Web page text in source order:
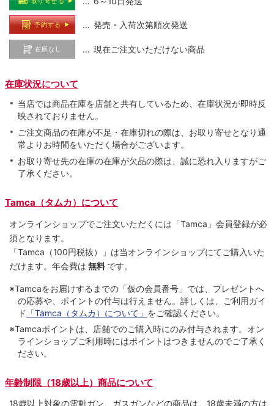
予約する … 発売・入荷次第順次発送
在庫なし … 現在ご注文いただけない商品
在庫状況について
当店では商品在庫を店舗と共有しているため、在庫状況が即時反
映されておりません。
ご注文商品の在庫が不足・在庫切れの際は、お取り寄せとなり通
常よりお時間をいただく場合がございます。
お取り寄せ先の在庫の在庫が欠品の際は、誠に恐れ入りますがご
了承ください。
Tamca（タムカ）について
オンラインショップでご注⽂いただくには「Tamca」会員登録が必
須となります。
「Tamca （100円税抜）
」は当オンラインショップにてご購⼊いた
だけます。 年会費は 無料 です。
※Tamcaをお届けするまでの「仮の会員番号」では、プレゼントへ
の応募や、ポイントの付与は⾏えません。詳しくは、ご利⽤ガイ
ド 「Tamca（タムカ）について」 をご確認ください。
※Tamcaポイントは、店舗でのご購⼊時にのみ付与されます。オン
ラインショップご利用時にはポイントはつきませんのでご了承く
ださい。
年齢制限（18歳以上）商品について
18歳以上対象の電動ガン、ガスガンなどの商品は、18歳未満の方は